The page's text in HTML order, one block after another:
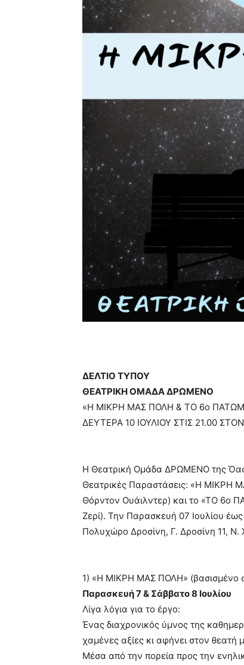
ΔΕΛΤΙΟ ΤΥΠΟΥ
ΘΕΑΤΡΙΚΗ ΟΜΑΔΑ ΔΡΩΜΕΝΟ
«H MΙΚΡΗ ΜΑΣ ΠΟΛΗ & ΤΟ 6ο
ΔΕΥΤΕΡΑ 10 ΙΟΥΛΙΟΥ ΣΤΙΣ 21.00
Η Θεατρική Οµάδα ΔΡΩΜΕΝΟ της
Θεατρικές Παραστάσεις: «Η ΜΙΚΡΗ
Θόρντον Ουάιλντερ) και το «ΤΟ 6ο
Ζερί). Την Παρασκευή 07 Ιουλίου έως
Πολυχώρο Δροσίνη, Γ. Δροσίνη 11,
1) «Η ΜΙΚΡΗ ΜΑΣ ΠΟΛΗ» (βασισµένο
Παρασκευή 7 & Σάββατο 8 Ιουλίου
Λίγα λόγια για το έργο:
Ένας διαχρονικός ύµνος της
χαµένες αξίες κι αφήνει στον θεατή
Μέσα από την πορεία προς την